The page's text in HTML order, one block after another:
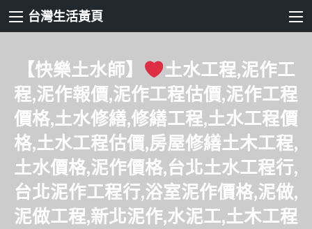
台灣生活黃頁
【快樂土水師】
土水工程,泥作工
程,泥作報價,泥作工程估價,泥作工程
價格,土水修繕,修繕工程,土水工程價
格,土水工程估價,房屋修繕土木工程,
土水價格,泥作價格,台北土水工程行,
台北泥作工程行,浴室泥作價格,泥做,
泥做工程,新北泥作,水泥工,土木工程